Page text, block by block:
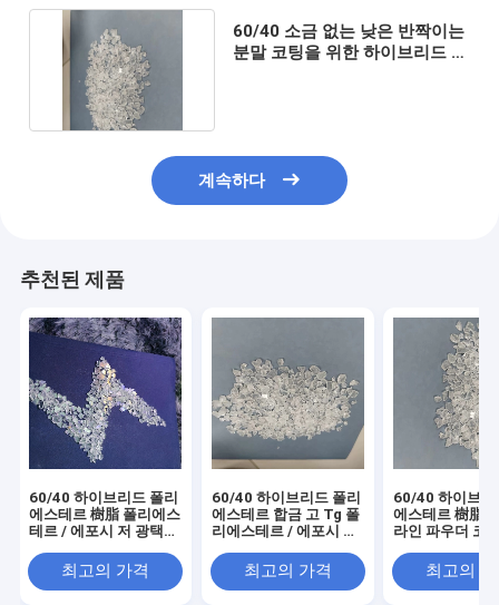
60/40 소금 없는 낮은 반짝이는
분말 코팅을 위한 하이브리드 폴
계속하다
추천된 제품
60/40 하이브리드 폴리
에스테르 樹脂 폴리에스
테르 / 에포시 저 광택
최고의 가격
60/40 하이브리드 폴리
에스테르 합금 고 Tg 폴
리에스테르 / 에포시 파
최고의 가격
60/40 하이브리
에스테르 樹脂,
라인 파우더 코
최고의